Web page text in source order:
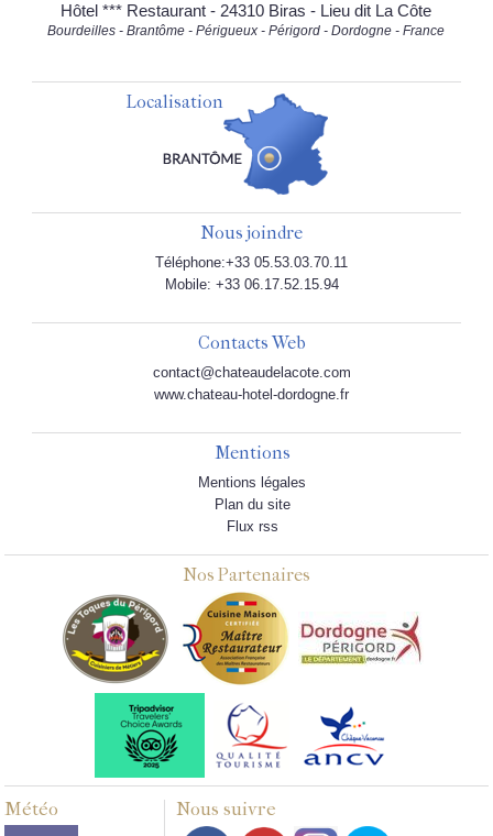
Hôtel *** Restaurant - 24310 Biras - Lieu dit La Côte
Bourdeilles - Brantôme - Périgueux - Périgord - Dordogne - France
Localisation
Nous joindre
Téléphone:+33 05.53.03.70.11
Mobile: +33 06.17.52.15.94
Contacts Web
contact@chateaudelacote.com
www.chateau-hotel-dordogne.fr
Mentions
Mentions légales
Plan du site
Flux rss
Nos Partenaires
Météo Nous suivre